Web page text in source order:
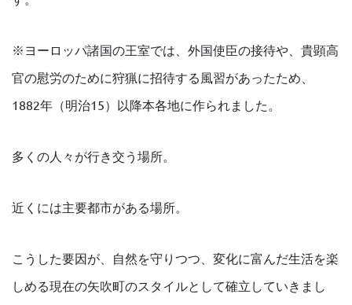
※ヨーロッパ諸国の王室では、外国使臣の接待や、貴顕高
官の慰労のために狩猟に招待する風習があったため、
1882年（明治15）以降本各地に作られました。
多くの人々が行き交う場所。
近くには主要都市がある場所。
こうした要因が、自然を守りつつ、変化に富んだ生活を楽
しめる現在の矢吹町のスタイルとして確立していきまし